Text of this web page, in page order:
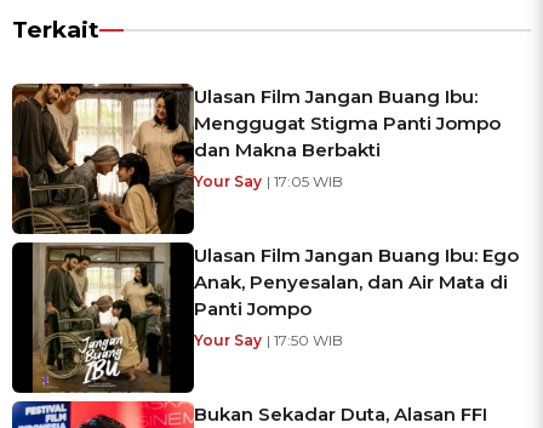
Terkait
Ulasan Film Jangan Buang Ibu:
Menggugat Stigma Panti Jompo
dan Makna Berbakti
Your Say | 17:05 WIB
Ulasan Film Jangan Buang Ibu: Ego
Anak, Penyesalan, dan Air Mata di
Panti Jompo
Your Say | 17:50 WIB
Bukan Sekadar Duta, Alasan FFI